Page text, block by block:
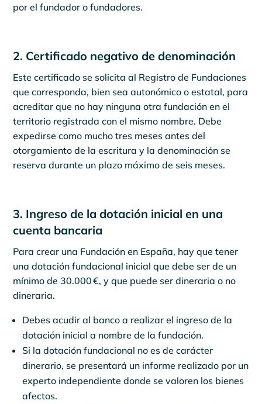
por el fundador o fundadores.
2. Certificado negativo de denominación
Este certificado se solicita al Registro de Fundaciones
que corresponda, bien sea autonómico o estatal, para
acreditar que no hay ninguna otra fundación en el
territorio registrada con el mismo nombre. Debe
expedirse como mucho tres meses antes del
otorgamiento de la escritura y la denominación se
reserva durante un plazo máximo de seis meses.
3. Ingreso de la dotación inicial en una
cuenta bancaria
Para crear una Fundación en España, hay que tener
una dotación fundacional inicial que debe ser de un
mínimo de 30.000 €, y que puede ser dineraria o no
dineraria.
Debes acudir al banco a realizar el ingreso de la
dotación inicial a nombre de la fundación.
Si la dotación fundacional no es de carácter
dinerario, se presentará un informe realizado por un
experto independiente donde se valoren los bienes
afectos.